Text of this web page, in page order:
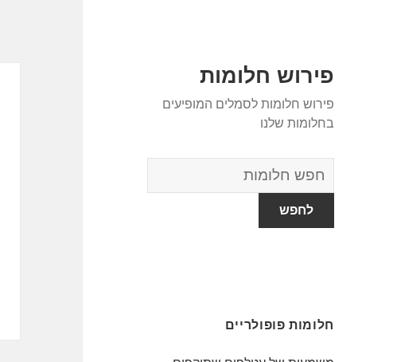
פירוש חלומות
פירוש חלומות לסמלים המופיעים
בחלומות שלנו
מילון
החלומות
חלומות פופולריים